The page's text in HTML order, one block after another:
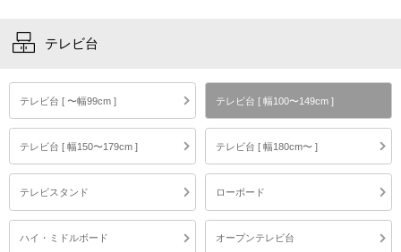
テレビ台
テレビ台 [ 〜幅99cm ] テレビ台 [ 幅100〜149cm ]
テレビ台 [ 幅150〜179cm ] テレビ台 [ 幅180cm〜 ]
テレビスタンド ローボード
ハイ・ミドルボード オープンテレビ台